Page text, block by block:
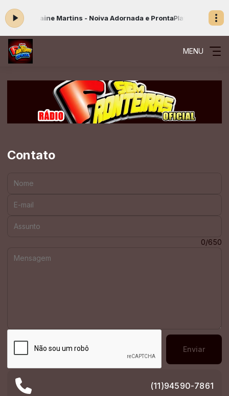
agora: Elaine Martins - Noiva Adornada e ProntaPlaylist Gospel
MENU
Contato
0/650
Enviar
(11)94590-7861